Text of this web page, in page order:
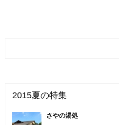
2015夏の特集
さやの湯処